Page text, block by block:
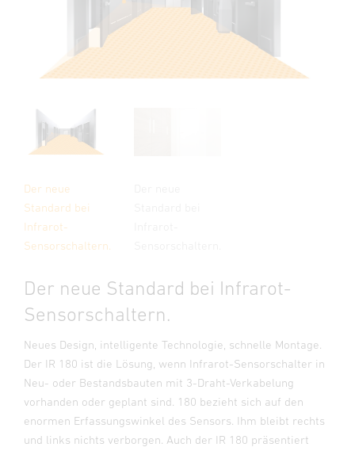
Der neue
Standard bei
Infrarot-
Sensorschaltern.
Der neue Standard bei Infrarot-
Sensorschaltern.
Neues Design, intelligente Technologie, schnelle Montage.
Der IR 180 ist die Lösung, wenn Infrarot-Sensorschalter in
Neu- oder Bestandsbauten mit 3-Draht-Verkabelung
vorhanden oder geplant sind. 180 bezieht sich auf den
enormen Erfassungswinkel des Sensors. Ihm bleibt rechts
und links nichts verborgen. Auch der IR 180 präsentiert